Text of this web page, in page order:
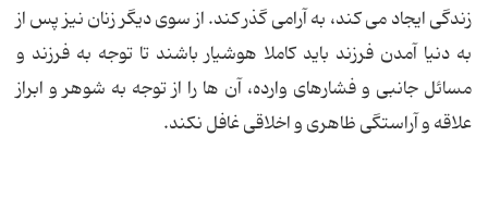
زندگی ایجاد می کند، به آرامی گذر کند. از سوی دیگر زنان نیز پس از
به دنیا آمدن فرزند باید کاملا هوشیار باشند تا توجه به فرزند و
مسائل جانبی و فشارهای وارده، آن ها را از توجه به شوهر و ابراز
علاقه و آراستگی ظاهری و اخلاقی غافل نکند.